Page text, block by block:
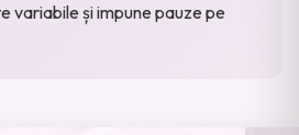
variabile și impune pauze pe